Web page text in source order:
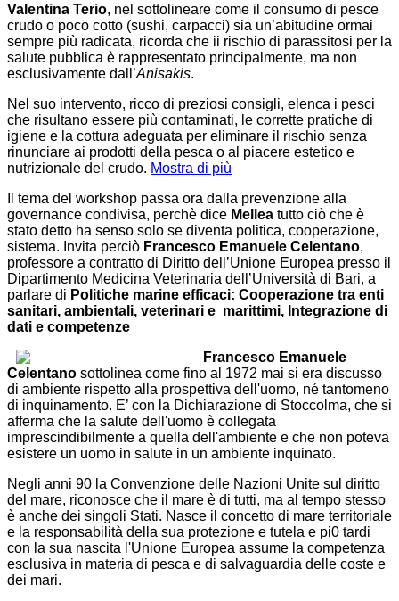
Valentina Terio, nel sottolineare come il consumo di pesce
crudo o poco cotto (sushi, carpacci) sia un’abitudine ormai
sempre più radicata, ricorda che ii rischio di parassitosi per la
salute pubblica è rappresentato principalmente, ma non
esclusivamente dall’Anisakis.
Nel suo intervento, ricco di preziosi consigli, elenca i pesci
che risultano essere più contaminati, le corrette pratiche di
igiene e la cottura adeguata per eliminare il rischio senza
rinunciare ai prodotti della pesca o al piacere estetico e
nutrizionale del crudo. Mostra di più
Il tema del workshop passa ora dalla prevenzione alla
governance condivisa, perchè dice Mellea tutto ciò che è
stato detto ha senso solo se diventa politica, cooperazione,
sistema. Invita perciò Francesco Emanuele Celentano,
professore a contratto di Diritto dell’Unione Europea presso il
Dipartimento Medicina Veterinaria dell’Università di Bari, a
parlare di Politiche marine efficaci: Cooperazione tra enti
sanitari, ambientali, veterinari e marittimi, Integrazione di
dati e competenze
Francesco Emanuele
Celentano sottolinea come fino al 1972 mai si era discusso
di ambiente rispetto alla prospettiva dell'uomo, né tantomeno
di inquinamento. E’ con la Dichiarazione di Stoccolma, che si
afferma che la salute dell'uomo è collegata
imprescindibilmente a quella dell'ambiente e che non poteva
esistere un uomo in salute in un ambiente inquinato.
Negli anni 90 la Convenzione delle Nazioni Unite sul diritto
del mare, riconosce che il mare è di tutti, ma al tempo stesso
è anche dei singoli Stati. Nasce il concetto di mare territoriale
e la responsabilità della sua protezione e tutela e pi0 tardi
con la sua nascita l'Unione Europea assume la competenza
esclusiva in materia di pesca e di salvaguardia delle coste e
dei mari.